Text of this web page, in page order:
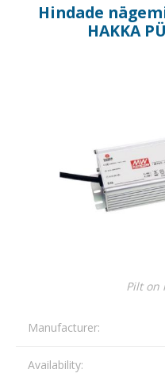
Hindade
HAKKA
Pilt on
Manufacturer:
Availability: